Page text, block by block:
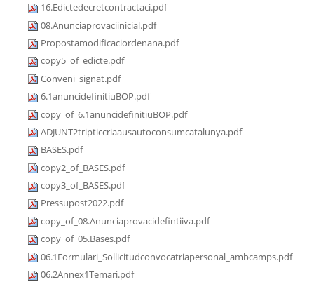
16.Edictedecretcontractaci.pdf
08.Anunciaprovaciinicial.pdf
Propostamodificaciordenana.pdf
copy5_of_edicte.pdf
Conveni_signat.pdf
6.1anuncidefinitiuBOP.pdf
copy_of_6.1anuncidefinitiuBOP.pdf
ADJUNT2tripticcriaausautoconsumcatalunya.pdf
BASES.pdf
copy2_of_BASES.pdf
copy3_of_BASES.pdf
Pressupost2022.pdf
copy_of_08.Anunciaprovacidefintiiva.pdf
copy_of_05.Bases.pdf
06.1Formulari_Sollicitudconvocatriapersonal_ambcamps.pdf
06.2Annex1Temari.pdf